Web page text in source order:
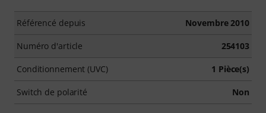
Référencé depuis Novembre 2010
Numéro d'article 254103
Conditionnement (UVC) 1 Pièce(s)
Switch de polarité Non